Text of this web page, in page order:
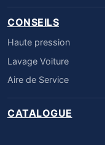
CONSEILS
Haute pression
Lavage Voiture
Aire de Service
CATALOGUE